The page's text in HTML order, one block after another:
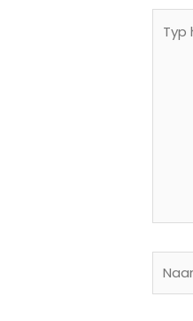
hier...